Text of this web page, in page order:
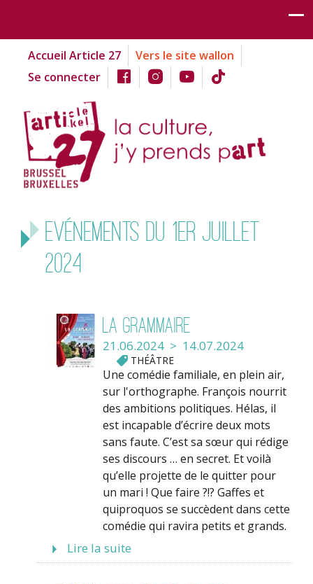
Accueil Article 27
Vers le site wallon
Se connecter
Evénements du 1er juillet
2024
La Grammaire
21.06.2024 > 14.07.2024
THÉÂTRE
Une comédie familiale, en plein air,
sur l'orthographe. François nourrit
des ambitions politiques. Hélas, il
est incapable d’écrire deux mots
sans faute. C’est sa sœur qui rédige
ses discours … en secret. Et voilà
qu’elle projette de le quitter pour
un mari ! Que faire ?!? Gaffes et
quiproquos se succèdent dans cette
comédie qui ravira petits et grands.
Lire la suite